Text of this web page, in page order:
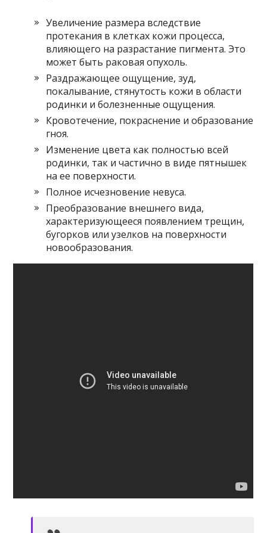
Увеличение размера вследствие
протекания в клетках кожи процесса,
влияющего на разрастание пигмента. Это
может быть раковая опухоль.
Раздражающее ощущение, зуд,
покалывание, стянутость кожи в области
родинки и болезненные ощущения.
Кровотечение, покраснение и образование
гноя.
Изменение цвета как полностью всей
родинки, так и частично в виде пятнышек
на ее поверхности.
Полное исчезновение невуса.
Преобразование внешнего вида,
характеризующееся появлением трещин,
бугорков или узелков на поверхности
новообразования.